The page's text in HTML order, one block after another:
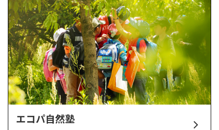
エコパ自然塾